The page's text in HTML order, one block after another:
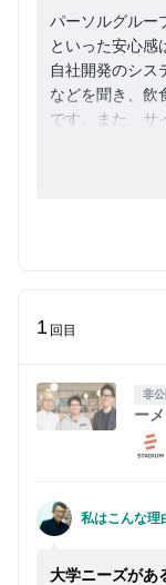
パーソルグルー
といった安心感
自社開発のシス
などを聞き、飲
です。また、サ
1 回目
非公
ー
私はこんな理
大学ニーズがあ